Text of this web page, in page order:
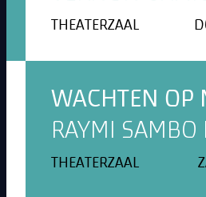
THEATERZAAL
WACHTEN OP
RAYMI SAMBO
THEATERZAAL